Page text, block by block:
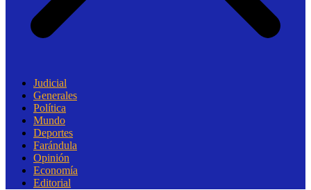
Judicial
Generales
Política
Mundo
Deportes
Farándula
Opinión
Economía
Editorial